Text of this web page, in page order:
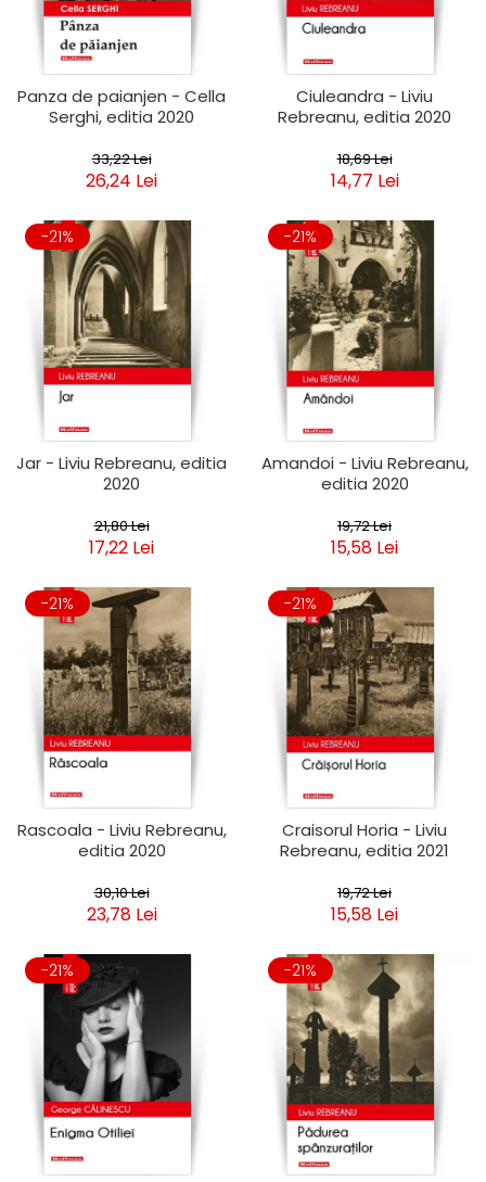
Panza de paianjen - Cella
Serghi, editia 2020
33,22 Lei
26,24 Lei
Ciuleandra - Liviu
Rebreanu, editia 2020
18,69 Lei
14,77 Lei
-21%
Jar - Liviu Rebreanu, editia
2020
21,80 Lei
17,22 Lei
-21%
Amandoi - Liviu Rebreanu,
editia 2020
19,72 Lei
15,58 Lei
-21%
Rascoala - Liviu Rebreanu,
editia 2020
30,10 Lei
23,78 Lei
-21%
Craisorul Horia - Liviu
Rebreanu, editia 2021
19,72 Lei
15,58 Lei
-21% -21%